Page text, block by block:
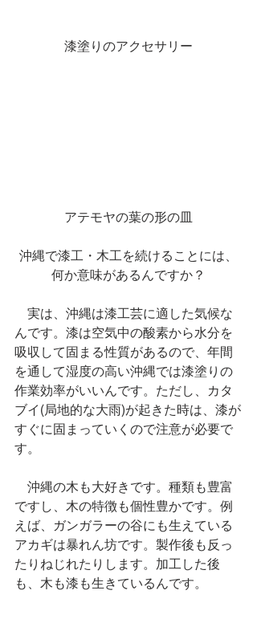
漆塗りのアクセサリー
アテモヤの葉の形の皿
沖縄で漆工・木工を続けることには、
何か意味があるんですか？
実は、沖縄は漆工芸に適した気候な
んです。漆は空気中の酸素から水分を
吸収して固まる性質があるので、年間
を通して湿度の高い沖縄では漆塗りの
作業効率がいいんです。ただし、カタ
ブイ(局地的な大雨)が起きた時は、漆が
すぐに固まっていくので注意が必要で
す。
沖縄の木も大好きです。種類も豊富
ですし、木の特徴も個性豊かです。例
えば、ガンガラーの谷にも生えている
アカギは暴れん坊です。製作後も反っ
たりねじれたりします。加工した後
も、木も漆も生きているんです。